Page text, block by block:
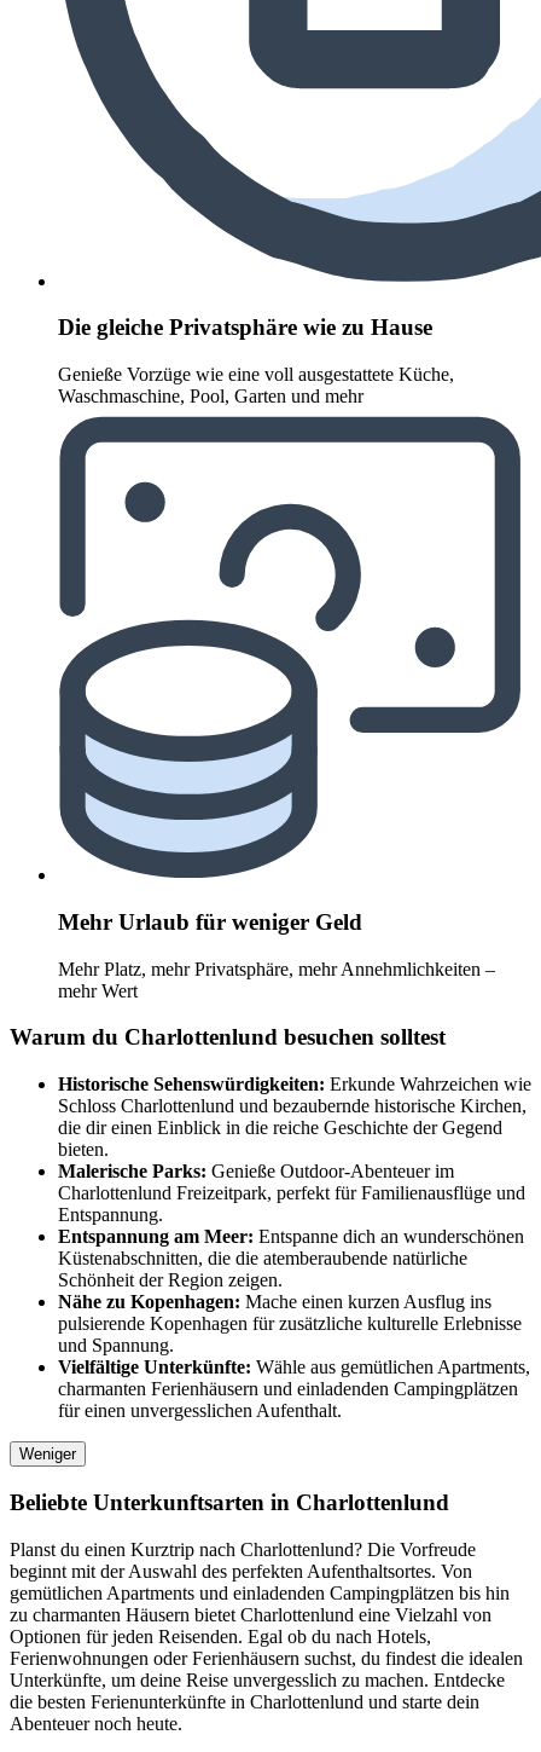
Die gleiche Privatsphäre wie zu Hause
Genieße Vorzüge wie eine voll ausgestattete Küche,
Waschmaschine, Pool, Garten und mehr
Mehr Urlaub für weniger Geld
Mehr Platz, mehr Privatsphäre, mehr Annehmlichkeiten –
mehr Wert
Warum du Charlottenlund besuchen solltest
Historische Sehenswürdigkeiten: Erkunde Wahrzeichen wie
Schloss Charlottenlund und bezaubernde historische Kirchen,
die dir einen Einblick in die reiche Geschichte der Gegend
bieten.
Malerische Parks: Genieße Outdoor-Abenteuer im
Charlottenlund Freizeitpark, perfekt für Familienausflüge und
Entspannung.
Entspannung am Meer: Entspanne dich an wunderschönen
Küstenabschnitten, die die atemberaubende natürliche
Schönheit der Region zeigen.
Nähe zu Kopenhagen: Mache einen kurzen Ausflug ins
pulsierende Kopenhagen für zusätzliche kulturelle Erlebnisse
und Spannung.
Vielfältige Unterkünfte: Wähle aus gemütlichen Apartments,
charmanten Ferienhäusern und einladenden Campingplätzen
für einen unvergesslichen Aufenthalt.
Weniger
Beliebte Unterkunftsarten in Charlottenlund
Planst du einen Kurztrip nach Charlottenlund? Die Vorfreude
beginnt mit der Auswahl des perfekten Aufenthaltsortes. Von
gemütlichen Apartments und einladenden Campingplätzen bis hin
zu charmanten Häusern bietet Charlottenlund eine Vielzahl von
Optionen für jeden Reisenden. Egal ob du nach Hotels,
Ferienwohnungen oder Ferienhäusern suchst, du findest die idealen
Unterkünfte, um deine Reise unvergesslich zu machen. Entdecke
die besten Ferienunterkünfte in Charlottenlund und starte dein
Abenteuer noch heute.